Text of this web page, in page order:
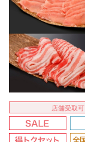
店舗受取可